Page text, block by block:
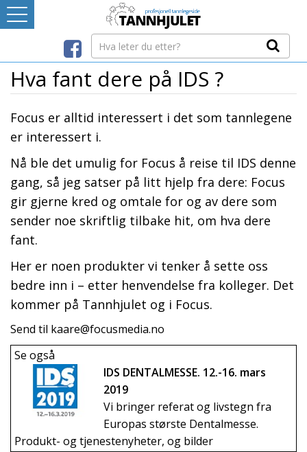
LEVERANDØRREGISTER
INTERNETT-RESSURSER
Avtaleboken
Ditt Tannhjul
Hva fant dere på IDS ?
Focus er alltid interessert i det som tannlegene
er interessert i.
Nå ble det umulig for Focus å reise til IDS denne
gang, så jeg satser på litt hjelp fra dere: Focus
gir gjerne kred og omtale for og av dere som
sender noe skriftlig tilbake hit, om hva dere
fant.
Her er noen produkter vi tenker å sette oss
bedre inn i – etter henvendelse fra kolleger. Det
kommer på Tannhjulet og i Focus.
Send til kaare@focusmedia.no
Se også
IDS DENTALMESSE. 12.-16. mars
2019
Vi bringer referat og livstegn fra
Europas største Dentalmesse.
Produkt- og tjenestenyheter, og bilder
Logg inn